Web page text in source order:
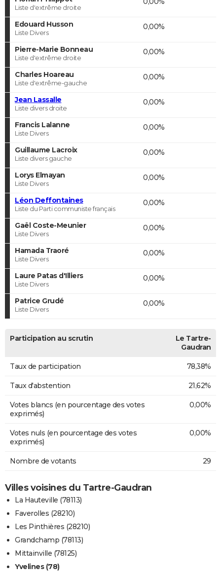
Liste d'extrême droite
Edouard Husson
Liste Divers
0,00%
Pierre-Marie Bonneau
Liste d'extrême droite
0,00%
Charles Hoareau
Liste d'extrême-gauche
0,00%
Jean Lassalle
Liste divers droite
0,00%
Francis Lalanne
Liste Divers
0,00%
Guillaume Lacroix
Liste divers gauche
0,00%
Lorys Elmayan
Liste Divers
0,00%
Léon Deffontaines
Liste du Parti communiste français
0,00%
Gaël Coste-Meunier
Liste Divers
0,00%
Hamada Traoré
Liste Divers
0,00%
Laure Patas d'Illiers
Liste Divers
0,00%
Patrice Grudé
Liste Divers
0,00%
Participation au scrutin
Le Tartre-
Gaudran
Taux de participation 78,38%
Taux d'abstention 21,62%
Votes blancs (en pourcentage des votes
exprimés)
0,00%
Votes nuls (en pourcentage des votes
exprimés)
0,00%
Nombre de votants 29
Villes voisines du Tartre-Gaudran
La Hauteville (78113)
Faverolles (28210)
Les Pinthières (28210)
Grandchamp (78113)
Mittainville (78125)
Yvelines (78)